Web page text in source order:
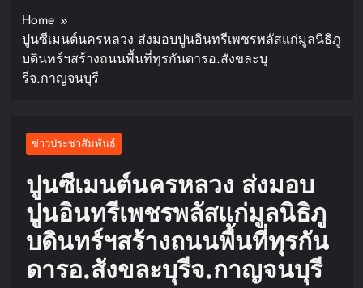
Home
ปูนซีเมนต์นครหลวง ส่งมอบปูนอินทรีเพชรพลัสแก่มูลนิธิภู
บดินทร์ฯสร้างถนนพื้นที่ทุรกันดารอ.สังขละบุ
รีจ.กาญจนบุรี
ข่าวประชาสัมพันธ์
ปูนซีเมนต์นครหลวง ส่งมอบ
ปูนอินทรีเพชรพลัสแก่มูลนิธิภู
บดินทร์ฯสร้างถนนพื้นที่ทุรกัน
ดารอ.สังขละบุรีจ.กาญจนบุรี